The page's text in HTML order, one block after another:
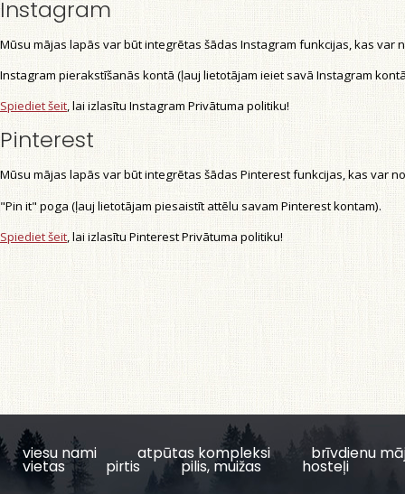
Instagram
Mūsu mājas lapās var būt integrētas šādas Instagram funkcijas, kas var
Instagram pierakstīšanās kontā (ļauj lietotājam ieiet savā Instagram
Spiediet šeit, lai izlasītu Instagram Privātuma politiku!
Pinterest
Mūsu mājas lapās var būt integrētas šādas Pinterest funkcijas, kas var
"Pin it" poga (ļauj lietotājam piesaistīt attēlu savam Pinterest kontam).
Spiediet šeit, lai izlasītu Pinterest Privātuma politiku!
viesu nami atpūtas kompleksi brīvdienu
vietas pirtis pilis, muižas hosteļi